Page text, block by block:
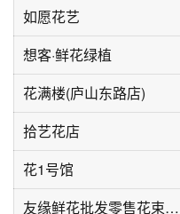
如愿花艺
想客·鲜花绿植
花满楼(庐山东路店)
拾艺花店
花1号馆
友缘鲜花批发零售花束花篮(桑园新村北区店)